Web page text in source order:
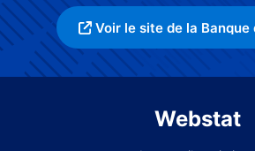
Voir le site de la Banque
Webstat